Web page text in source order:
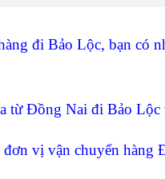
đi Bảo Lộc, bạn có
từ Đồng Nai đi Bảo
đơn vị vận chuyển